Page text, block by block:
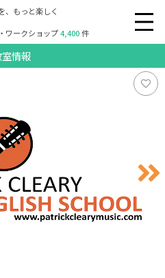
、もっと楽しく
ワークショップ4,400件
情報